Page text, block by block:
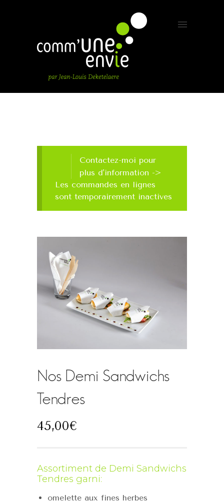
Contactez-moi pour
plus d'information ->
Les commandes en lignes
sont temporairement inactives
Nos Demi Sandwichs
Tendres
45,00€
Assortiment de Demi Sandwichs
Tendres garni:
omelette aux fines herbes